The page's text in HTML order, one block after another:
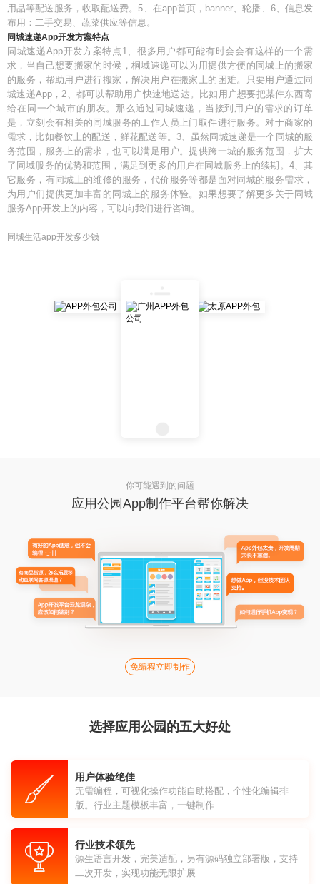
用品等配送服务，收取配送费。5、在app首页，banner、轮播、6、信息发
布用：二手交易、蔬菜供应等信息。
同城速递App开发方案特点
同城速递App开发方案特点1、很多用户都可能有时会会有这样的一个需
求，当自己想要搬家的时候，桐城速递可以为用提供方便的同城上的搬家
的服务，帮助用户进行搬家，解决用户在搬家上的困难。只要用户通过同
城速递App，2、都可以帮助用户快速地送达。比如用户想要把某件东西寄
给在同一个城市的朋友。那么通过同城速递，当接到用户的需求的订单
是，立刻会有相关的同城服务的工作人员上门取件进行服务。对于商家的
需求，比如餐饮上的配送，鲜花配送等。3、虽然同城速递是一个同城的服
务范围，服务上的需求，也可以满足用户。提供跨一城的服务范围，扩大
了同城服务的优势和范围，满足到更多的用户在同城服务上的续期。4、其
它服务，有同城上的维修的服务，代价服务等都是面对同城的服务需求，
为用户们提供更加丰富的同城上的服务体验。如果想要了解更多关于同城
服务App开发上的内容，可以向我们进行咨询。
同城生活app开发多少钱
你可能遇到的问题
应用公园App制作平台帮你解决
免编程立即制作
选择应用公园的五大好处
用户体验绝佳
无需编程，可视化操作功能自助搭配，个性化编辑排
版。行业主题模板丰富，一键制作
行业技术领先
源生语言开发，完美适配，另有源码独立部署版，支持
二次开发，实现功能无限扩展